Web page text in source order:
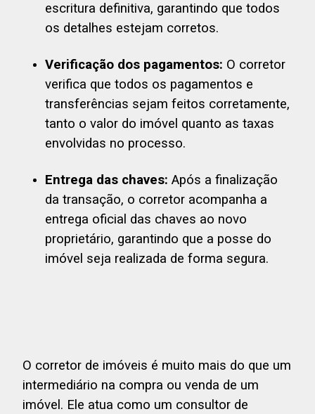
escritura definitiva, garantindo que todos
os detalhes estejam corretos.
Verificação dos pagamentos: O corretor
verifica que todos os pagamentos e
transferências sejam feitos corretamente,
tanto o valor do imóvel quanto as taxas
envolvidas no processo.
Entrega das chaves: Após a finalização
da transação, o corretor acompanha a
entrega oficial das chaves ao novo
proprietário, garantindo que a posse do
imóvel seja realizada de forma segura.
O corretor de imóveis é muito mais do que um
intermediário na compra ou venda de um
imóvel. Ele atua como um consultor de